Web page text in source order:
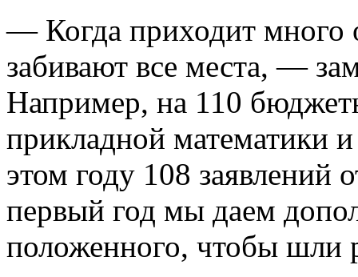
— Когда приходит много
забивают все места, —
Например, на 110
прикладной математики
этом году 108
первый год мы даем
положенного, чтобы шли